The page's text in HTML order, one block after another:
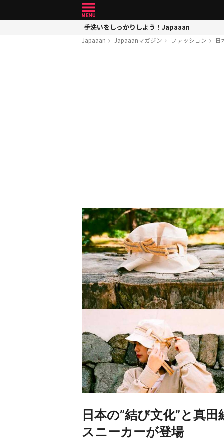
手洗いをしっかりしよう！Japaaan
Japaaan Japaaanマガジン ファッション 日
日本の”結び文化”と真
スニーカーが登場